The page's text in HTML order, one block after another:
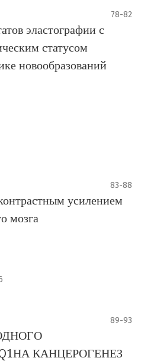
78-82
эластографии с
статусом
новообразований
83-88
усилением
мозга
89-93
КАНЦЕРОГЕНЕЗ